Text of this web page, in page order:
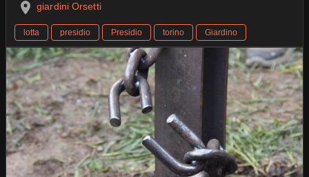
giardini Orsetti
lotta presidio Presidio torino Giardino